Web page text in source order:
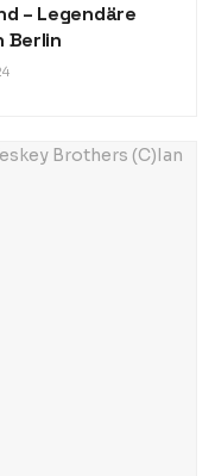
– Legendäre
Berlin